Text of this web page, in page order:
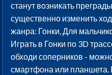
станут возникать
существенно изменить
жанра: Гонки, Для
Играть в Гонки по 3D
обходи соперников -
смартфона или планшета.